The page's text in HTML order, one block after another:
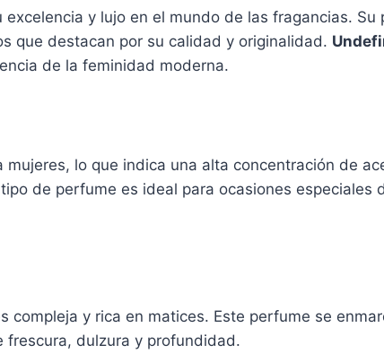
y lujo en el mundo de las fragancias.
que destacan por su calidad y originalidad.
de la feminidad moderna.
mujeres, lo que indica una alta concentración de
de perfume es ideal para ocasiones
compleja y rica en matices. Este perfume se
frescura, dulzura y profundidad.